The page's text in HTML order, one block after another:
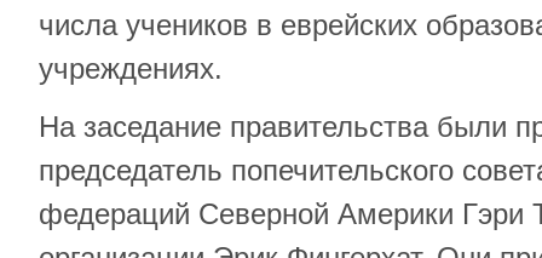
числа учеников в еврейских
учреждениях.
На заседание правительства были
председатель попечительского
федераций Северной Америки Гэри